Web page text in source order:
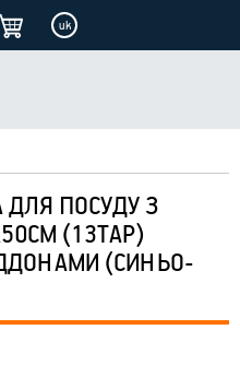
uk
ПОСУДУ З
(13ТАР)
(СИНЬО-